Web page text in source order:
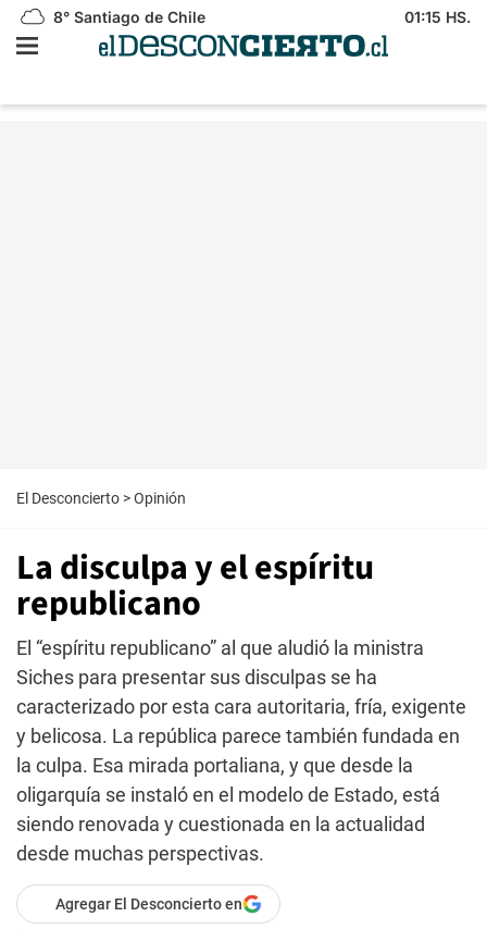
8° Santiago de Chile 01:15 HS.
El Desconcierto >Opinión
La disculpa y el espíritu
republicano
El “espíritu republicano” al que aludió la ministra
Siches para presentar sus disculpas se ha
caracterizado por esta cara autoritaria, fría, exigente
y belicosa. La república parece también fundada en
la culpa. Esa mirada portaliana, y que desde la
oligarquía se instaló en el modelo de Estado, está
siendo renovada y cuestionada en la actualidad
desde muchas perspectivas.
Agregar El Desconcierto en